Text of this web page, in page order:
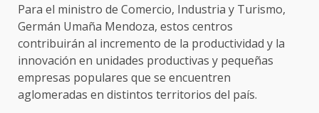
Para el ministro de Comercio, Industria y Turismo,
Germán Umaña Mendoza, estos centros
contribuirán al incremento de la productividad y la
innovación en unidades productivas y pequeñas
empresas populares que se encuentren
aglomeradas en distintos territorios del país.